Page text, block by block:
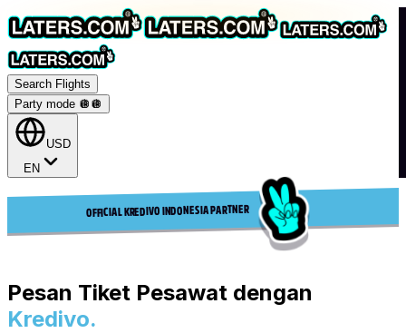
Search Flights
Party mode 🪩 🪩
USD
EN
OFFICIAL KREDIVO INDONESIA PARTNER
Pesan Tiket Pesawat dengan
Kredivo.